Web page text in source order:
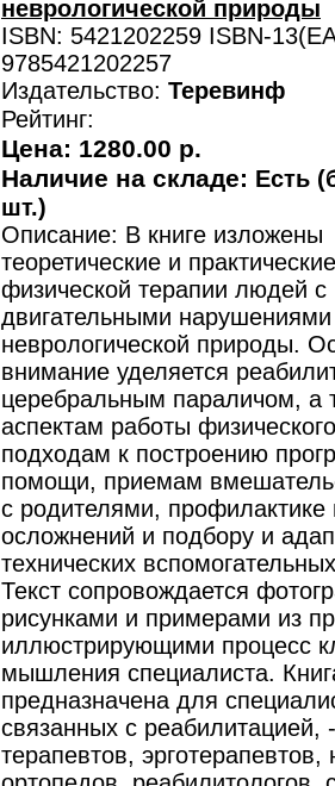
неврологической природы
ISBN: 5421202259 ISBN-
9785421202257
Издательство: Теревинф
Рейтинг:
Цена: 1280.00 р.
Наличие на складе: Есть
шт.)
Описание: В книге изложены
теоретические и
физической терапии людей с
двигательными нарушениями
неврологической природы.
внимание уделяется
церебральным параличом, а
аспектам работы
подходам к построению
помощи, приемам
с родителями, профилактике
осложнений и подбору и
технических
Текст сопровождается
рисунками и примерами из
иллюстрирующими процесс
мышления специалиста.
предназначена для
связанных с реабилитацией,
терапевтов, эрготерапевтов,